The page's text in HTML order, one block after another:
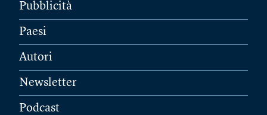
Pubblicità
Paesi
Autori
Newsletter
Podcast